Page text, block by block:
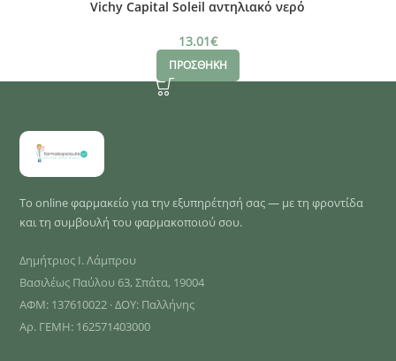
Vichy Capital Soleil αντηλιακό νερό
13.01€
ΠΡΟΣΘΗΚΗ
Το online φαρμακείο για την εξυπηρέτησή σας — με τη φροντίδα
και τη συμβουλή του φαρμακοποιού σου.
Δημήτριος Ι. Λάμπρου
Βασιλέως Παύλου 63, Σπάτα, 19004
ΑΦΜ: 137610022 · ΔΟΥ: Παλλήνης
Αρ. ΓΕΜΗ: 162571403000